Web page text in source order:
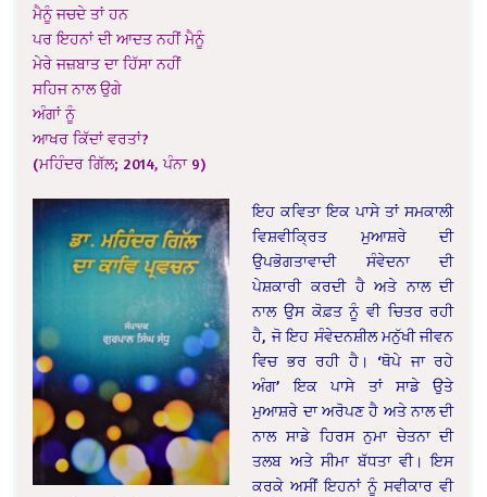
ਮੈਨੂੰ ਜਚਦੇ ਤਾਂ ਹਨ
ਪਰ ਇਹਨਾਂ ਦੀ ਆਦਤ ਨਹੀਂ ਮੈਨੂੰ
ਮੇਰੇ ਜਜ਼ਬਾਤ ਦਾ ਹਿੱਸਾ ਨਹੀਂ
ਸਹਿਜ ਨਾਲ ਉਗੇ
ਅੰਗਾਂ ਨੂੰ
ਆਖਰ ਕਿੱਦਾਂ ਵਰਤਾਂ?
(ਮਹਿੰਦਰ ਗਿੱਲ; 2014, ਪੰਨਾ 9)
ਇਹ ਕਵਿਤਾ ਇਕ ਪਾਸੇ ਤਾਂ ਸਮਕਾਲੀ
ਵਿਸ਼ਵੀਕ੍ਰਿਤ ਮੁਆਸ਼ਰੇ ਦੀ
ਉਪਭੋਗਤਾਵਾਦੀ ਸੰਵੇਦਨਾ ਦੀ
ਪੇਸ਼ਕਾਰੀ ਕਰਦੀ ਹੈ ਅਤੇ ਨਾਲ ਦੀ
ਨਾਲ ਉਸ ਕੋਫ਼ਤ ਨੂੰ ਵੀ ਚਿਤਰ ਰਹੀ
ਹੈ, ਜੋ ਇਹ ਸੰਵੇਦਨਸ਼ੀਲ ਮਨੁੱਖੀ ਜੀਵਨ
ਵਿਚ ਭਰ ਰਹੀ ਹੈ। ‘ਥੋਪੇ ਜਾ ਰਹੇ
ਅੰਗ’ ਇਕ ਪਾਸੇ ਤਾਂ ਸਾਡੇ ਉਤੇ
ਮੁਆਸ਼ਰੇ ਦਾ ਅਰੋਪਣ ਹੈ ਅਤੇ ਨਾਲ ਦੀ
ਨਾਲ ਸਾਡੇ ਹਿਰਸ ਨੁਮਾ ਚੇਤਨਾ ਦੀ
ਤਲਬ ਅਤੇ ਸੀਮਾ ਬੱਧਤਾ ਵੀ। ਇਸ
ਕਰਕੇ ਅਸੀਂ ਇਹਨਾਂ ਨੂੰ ਸਵੀਕਾਰ ਵੀ